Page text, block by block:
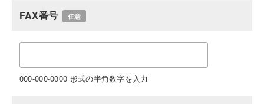
FAX番号 任意
000-000-0000 形式の半角数字を入力